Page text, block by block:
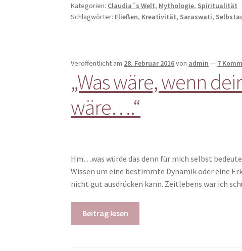
Kategorien: Claudia´s Welt, Mythologie, Spiritualität
Schlagwörter: Fließen, Kreativität, Saraswati,
Veröffentlicht am 28. Februar 2016von admin — 7
„Was wäre, wenn
wäre….“
Hm…was würde das denn für mich selbst
Wissen um eine bestimmte Dynamik oder eine
nicht gut ausdrücken kann. Zeitlebens war ich
Beitrag lesen